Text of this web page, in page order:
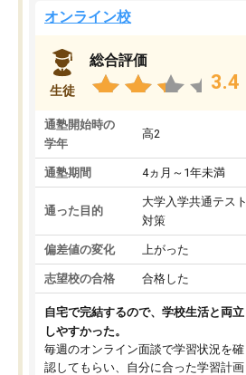
オンライン校
生徒
総合評価
3.4
通塾開始時の
学年
高2
通塾期間 4ヵ月～1年未満
通った目的
大学入学共通テスト
対策
偏差値の変化 上がった
志望校の合格 合格した
自宅で完結するので、学校生活と両立
しやすかった。
毎週のオンライン面談で学習状況を確
認してもらい、自分に合った学習計画